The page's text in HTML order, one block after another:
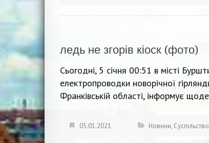
ледь не згорів кіоск (фото)
Сьогодні, 5 січня 00:51 в місті
електропроводки новорічної
Франківській області, інформує
05.01.2021 Новини, Суспільство